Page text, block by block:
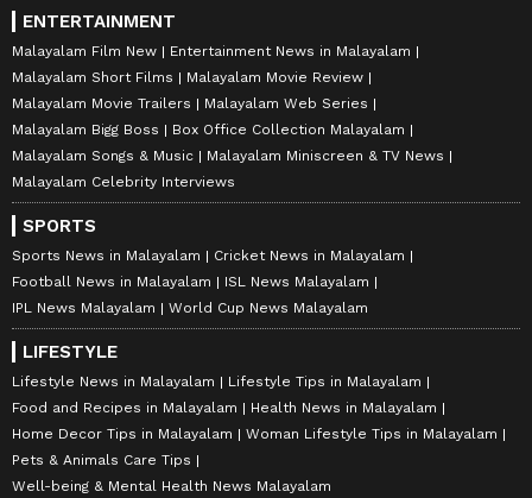
ENTERTAINMENT
Malayalam Film New
Entertainment News in Malayalam
Malayalam Short Films
Malayalam Movie Review
Malayalam Movie Trailers
Malayalam Web Series
Malayalam Bigg Boss
Box Office Collection Malayalam
Malayalam Songs & Music
Malayalam Miniscreen & TV News
Malayalam Celebrity Interviews
SPORTS
Sports News in Malayalam
Cricket News in Malayalam
Football News in Malayalam
ISL News Malayalam
IPL News Malayalam
World Cup News Malayalam
LIFESTYLE
Lifestyle News in Malayalam
Lifestyle Tips in Malayalam
Food and Recipes in Malayalam
Health News in Malayalam
Home Decor Tips in Malayalam
Woman Lifestyle Tips in Malayalam
Pets & Animals Care Tips
Well-being & Mental Health News Malayalam